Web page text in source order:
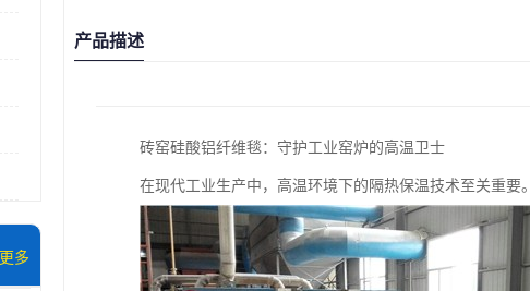
更多
产品描述
砖窑硅酸铝纤维毯：守护工业窑炉的高温卫士
在现代工业生产中，高温环境下的隔热保温技术至关重要。